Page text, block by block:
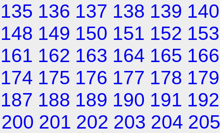
135 136 137 138 139 140
148 149 150 151 152 153
161 162 163 164 165 166
174 175 176 177 178 179
187 188 189 190 191 192
200 201 202 203 204 205